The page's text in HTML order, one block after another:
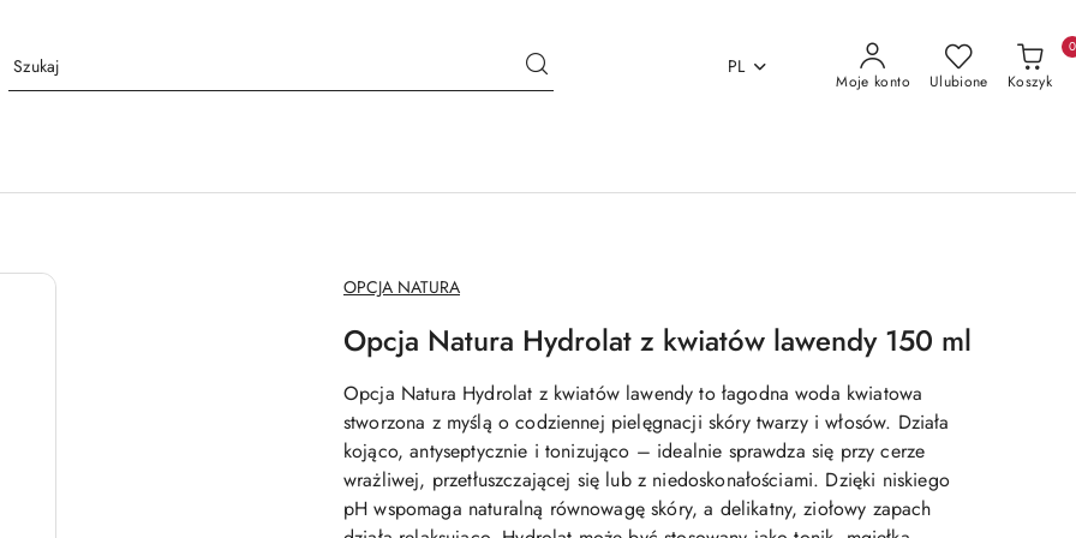
PL
Moje konto Ulubione Koszyk
0
NAZWA
PRODUCENTA:
OPCJA NATURA
Opcja Natura Hydrolat z kwiatów lawendy 150 ml
Opcja Natura Hydrolat z kwiatów lawendy to łagodna woda kwiatowa
stworzona z myślą o codziennej pielęgnacji skóry twarzy i włosów. Działa
kojąco, antyseptycznie i tonizująco – idealnie sprawdza się przy cerze
wrażliwej, przetłuszczającej się lub z niedoskonałościami. Dzięki niskiego
pH wspomaga naturalną równowagę skóry, a delikatny, ziołowy zapach